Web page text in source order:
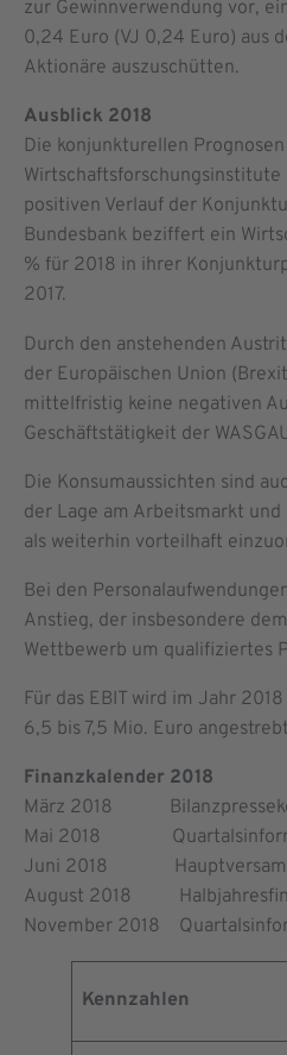
zur Gewinn­verwendung vor,
0,24 Euro (VJ 0,24 Euro) aus
Aktionäre auszuschütten.
Ausblick 2018
Die konjunkturellen
positiven Verlauf der
Bundesbank beziffert ein
% für 2018 in ihrer
2017.
Durch den anstehenden
der Europäischen Union
mittelfristig keine negativen
Geschäftstätigkeit der
Die Konsumaussichten sind
der Lage am Arbeitsmarkt
als weiterhin vorteilhaft
Bei den
Anstieg, der insbesondere
Wettbewerb um qualifiziertes
Für das EBIT wird im Jahr
6,5 bis 7,5 Mio. Euro
Finanzkalender 2018
März 2018
Mai 2018
Juni 2018
August 2018
November 2018
Kennzahlen